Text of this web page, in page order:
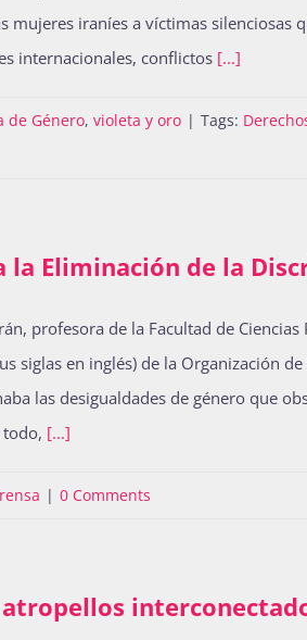
iraníes a víctimas silenciosas
internacionales, conflictos [...]
de Género, violeta y oro | Tags:
Eliminación de la
profesora de la Facultad de
siglas en inglés) de la Organización
las desigualdades de género que
[...]
| 0 Comments